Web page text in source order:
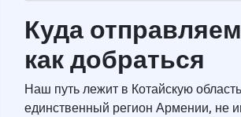
Куда
как добраться
Наш путь лежит в Котайскую
единственный регион Армении, не